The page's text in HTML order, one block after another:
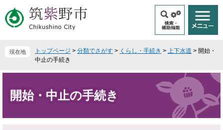
ー
ジ
ニ
ュ
へ
現在地 トップページ > 分類でさがす > くらし・手続き > 上下水道 > 開始・
中止の手続き
開始・中止の手続き